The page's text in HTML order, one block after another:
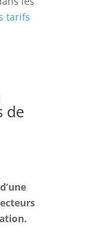
tarifs
de